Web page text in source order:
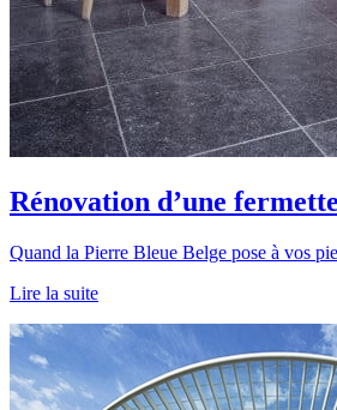
Rénovation d’une fermette
Quand la Pierre Bleue Belge pose à vos
Lire la suite